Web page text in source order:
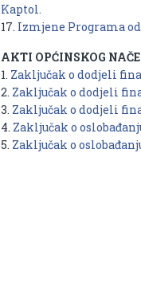
Kaptol.
17. Izmjene Programa
AKTI OPĆINSKOG
1. Zaključak o dodjeli
2. Zaključak o dodjeli
3. Zaključak o dodjeli
4. Zaključak o
5. Zaključak o